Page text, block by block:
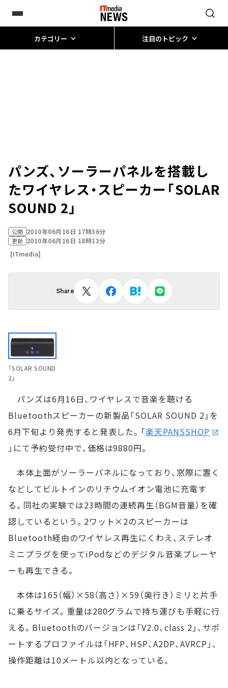
カテゴリー 注目のトピック
パンズ、ソーラーパネルを搭載し
たワイヤレス・スピーカー「SOLAR
SOUND 2」
公開 2010年06月16日 17時36分
更新 2010年06月16日 18時13分
[ITmedia]
Share
「SOLAR SOUND
2」
パンズは6月16日、ワイヤレスで音楽を聴ける
Bluetoothスピーカーの新製品「SOLAR SOUND 2」を
6月下旬より発売すると発表した。「楽天PANSSHOP
」にて予約受付中で、価格は9880円。
本体上面がソーラーパネルになっており、窓際に置く
などしてビルトインのリチウムイオン電池に充電す
る。同社の実験では23時間の連続再生（BGM音量）を確
認しているという。2ワット×2のスピーカーは
Bluetooth経由のワイヤレス再生にくわえ、ステレオ
ミニプラグを使ってiPodなどのデジタル音楽プレーヤ
ーも再生できる。
本体は165（幅）×58（高さ）×59（奥行き）ミリと片手
に乗るサイズ。重量は280グラムで持ち運びも手軽に行
える。Bluetoothのバージョンは「V2.0、class 2」、サポ
ートするプロファイルは「HFP、HSP、A2DP、AVRCP」、
操作距離は10メートル以内となっている。